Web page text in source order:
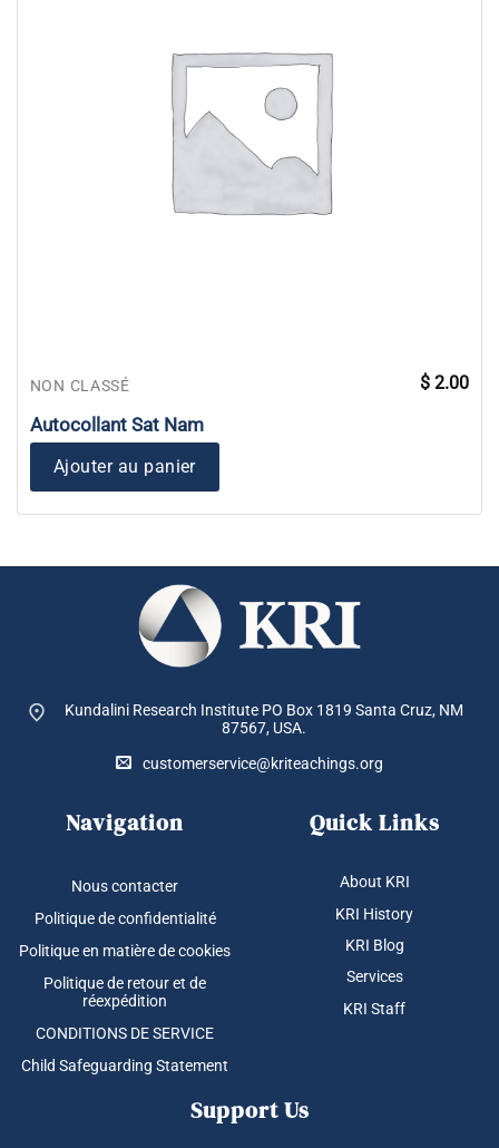
NON CLASSÉ
Autocollant Sat Nam
$ 2.00
Ajouter au panier
Kundalini Research Institute PO Box 1819 Santa Cruz, NM
87567, USA.
customerservice@kriteachings.org
Navigation
Nous contacter
Politique de confidentialité
Politique en matière de cookies
Politique de retour et de
réexpédition
CONDITIONS DE SERVICE
Child Safeguarding Statement
Quick Links
About KRI
KRI History
KRI Blog
Services
KRI Staff
Support Us